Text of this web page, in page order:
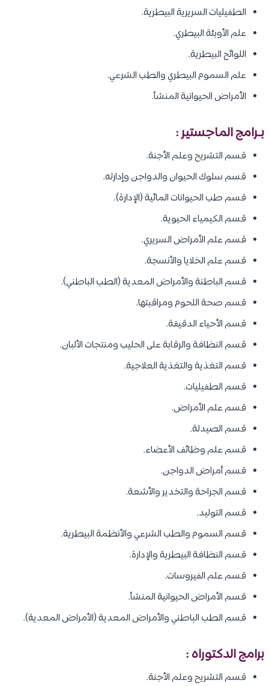
الطفيليات السريرية البيطرية.
علم الأوبئة البيطري.
اللوائح البيطرية.
علم السموم البيطري والطب الشرعي.
الأمراض الحيوانية المنشأ.
بـرامج الماجستير :
قسم التشريح وعلم الأجنة.
قسم سلوك الحيوان والدواجن وإدارته.
قسم طب الحيوانات المائية (الإدارة).
قسم الكيمياء الحيوية.
قسم علم الأمراض السريري.
قسم علم الخلايا والأنسجة.
قسم الباطنة والأمراض المعدية (الطب الباطني).
قسم صحة اللحوم ومراقبتها.
قسم الأحياء الدقيقة.
قسم النظافة والرقابة على الحليب ومنتجات الألبان.
قسم التغذية والتغذية العلاجية.
قسم الطفيليات.
قسم علم الأمراض.
قسم الصيدلة.
قسم علم وظائف الأعضاء.
قسم أمراض الدواجن.
قسم الجراحة والتخدير والأشعة.
قسم التوليد.
قسم السموم والطب الشرعي والأنظمة البيطرية.
قسم النظافة البيطرية والإدارة.
قسم علم الفيروسات.
قسم الأمراض الحيوانية المنشأ.
قسم الطب الباطني والأمراض المعدية (الأمراض المعدية).
برامج الدكتوراه :
قسم التشريح وعلم الأجنة.